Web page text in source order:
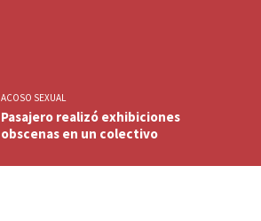
ACOSO SEXUAL
Pasajero realizó exhibiciones
obscenas en un colectivo